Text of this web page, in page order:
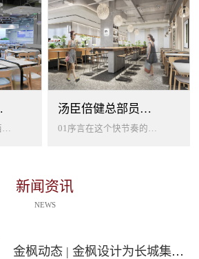
计
01 序言上海，这座东西方文化交汇的国际大都市，以其独特的魅力吸引着世界各地的人才。历史与现代、传统与创新在这里交织碰撞...
汤臣倍健总部员工餐厅设计
01序言在这个快节奏的时代工作压力如同无形的紧箍让大家的生活几乎被工作填满现代企业也越来越重视员工的身心健康所以我们始终...
新闻资讯
NEWS
金枫动态 | 金枫设计为长城集团爱情广场打造汽车文化主题美食食集